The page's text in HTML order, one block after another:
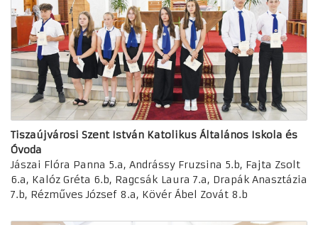
Tiszaújvárosi Szent István Katolikus Általános Iskola és
Óvoda
Jászai Flóra Panna 5.a, Andrássy Fruzsina 5.b, Fajta Zsolt
6.a, Kalóz Gréta 6.b, Ragcsák Laura 7.a, Drapák Anasztázia
7.b, Rézműves József 8.a, Kövér Ábel Zovát 8.b